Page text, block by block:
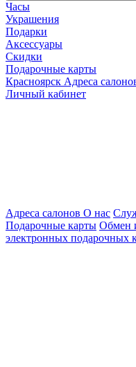
Часы
Украшения
Подарки
Аксессуары
Скидки
Подарочные карты
Красноярск Адреса
Личный кабинет
Адреса салонов О нас
Подарочные карты Обмен
электронных подарочных